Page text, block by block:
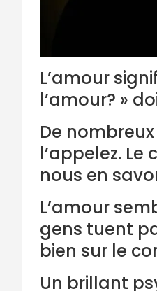
L’amour
l’amour? »
De
l’appelez.
nous en
L’amour
gens tuent
bien sur le
Un brillant